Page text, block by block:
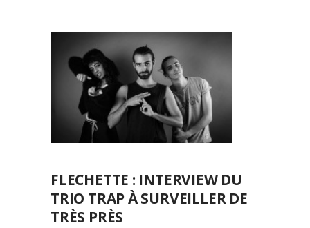
FLECHETTE : INTERVIEW DU
TRIO TRAP À SURVEILLER DE
TRÈS PRÈS